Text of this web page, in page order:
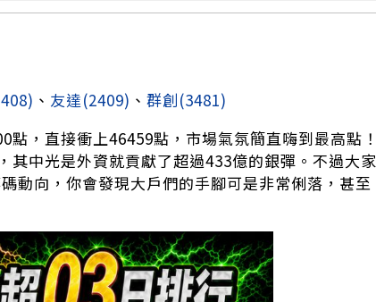
、 友達(2409) 、 群創(3481)
，直接衝上46459點，市場氣氛簡直嗨到最高點！
中光是外資就貢獻了超過433億的銀彈。不過大家
動向，你會發現大戶們的手腳可是非常俐落，甚至